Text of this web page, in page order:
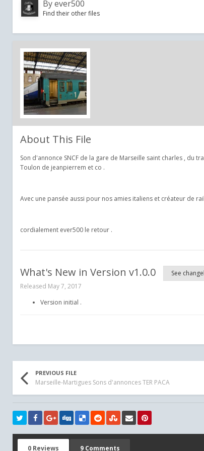
Byever500
Find their other files
About This File
Son d'annonce SNCF de la gare de Marseille saint charles ,
Toulon de jeanpierrem et co .
Avec une pansée aussi pour nos amies italiens et créateur de
cordialement ever500 le retour .
What's New in Version v1.0.0
See
Released May 7, 2017
Version initial .
PREVIOUS FILE
Marseille-Martigues Sons d'annonces TER PACA
0 Reviews 9 Comments